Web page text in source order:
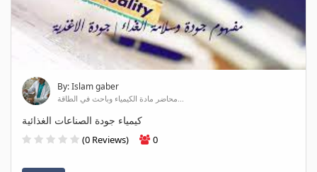
By: Islam gaber
محاضر مادة الكيمياء وباحث في الطاقة...
كيمياء جودة الصناعات الغذائية
(0 Reviews) 0